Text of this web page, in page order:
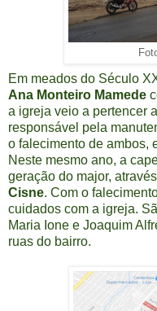
Em meados do Século
Ana Monteiro Mamede
a igreja veio a pertencer
responsável pela
o falecimento de ambos,
Neste mesmo ano, a
geração do major,
Cisne. Com o
cuidados com a igreja.
Maria Ione e Joaquim
ruas do bairro.